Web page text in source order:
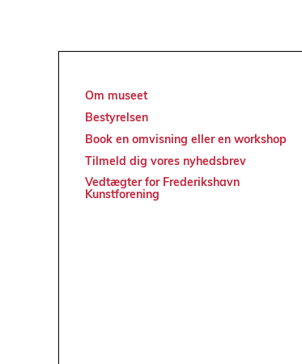
Om museet
Bestyrelsen
Book en omvisning eller en workshop
Tilmeld dig vores nyhedsbrev
Vedtægter for Frederikshavn
Kunstforening